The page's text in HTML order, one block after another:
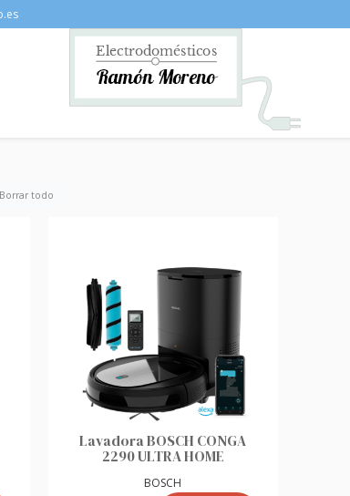
Borrar todo
Lavadora BOSCH CONGA
2290 ULTRA HOME
BOSCH